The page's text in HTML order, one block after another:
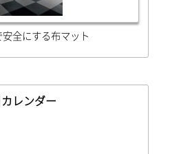
全にする布マット
レンダー